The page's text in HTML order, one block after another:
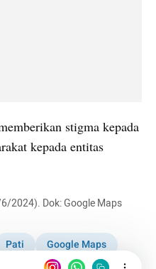
stigma kepada
kepada entitas
2024). Dok: Google Maps
Pati
Google Maps